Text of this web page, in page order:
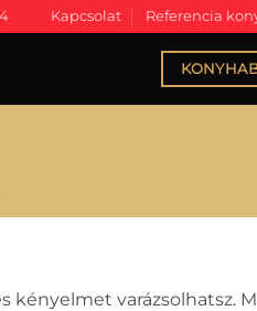
Kapcsolat Referencia
kényelmet varázsolhatsz.